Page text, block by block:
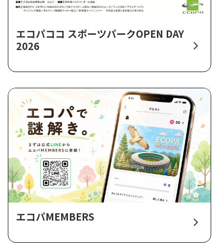
エコパココ スポーツパークOPEN DAY
2026
エコパMEMBERS